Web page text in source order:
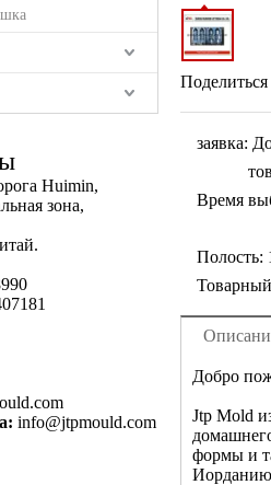
Huimin,
зона,
info@jtpmould.com
Поделиться
заявка:
Время
Полость:
Добро
Jtp Mold
формы и